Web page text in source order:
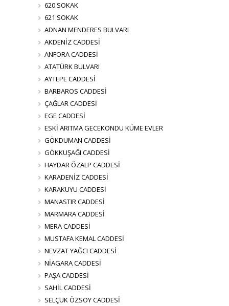
620 SOKAK
621 SOKAK
ADNAN MENDERES BULVARI
AKDENİZ CADDESİ
ANFORA CADDESİ
ATATÜRK BULVARI
AYTEPE CADDESİ
BARBAROS CADDESİ
ÇAĞLAR CADDESİ
EGE CADDESİ
ESKİ ARITMA GECEKONDU KÜME EVLER
GÖKDUMAN CADDESİ
GÖKKUŞAĞI CADDESİ
HAYDAR ÖZALP CADDESİ
KARADENİZ CADDESİ
KARAKUYU CADDESİ
MANASTIR CADDESİ
MARMARA CADDESİ
MERA CADDESİ
MUSTAFA KEMAL CADDESİ
NEVZAT YAĞCI CADDESİ
NİAGARA CADDESİ
PAŞA CADDESİ
SAHİL CADDESİ
SELÇUK ÖZSOY CADDESİ